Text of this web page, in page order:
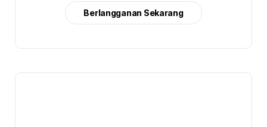
Berlangganan Sekarang